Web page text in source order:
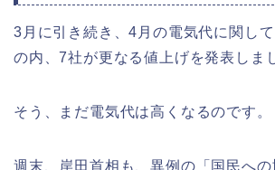
3月に引き続き、4月の電気代に関し
の内、7社が更なる値上げを発表しま
そう、まだ電気代は高くなるのです。
週末、岸田首相も、異例の「国民への